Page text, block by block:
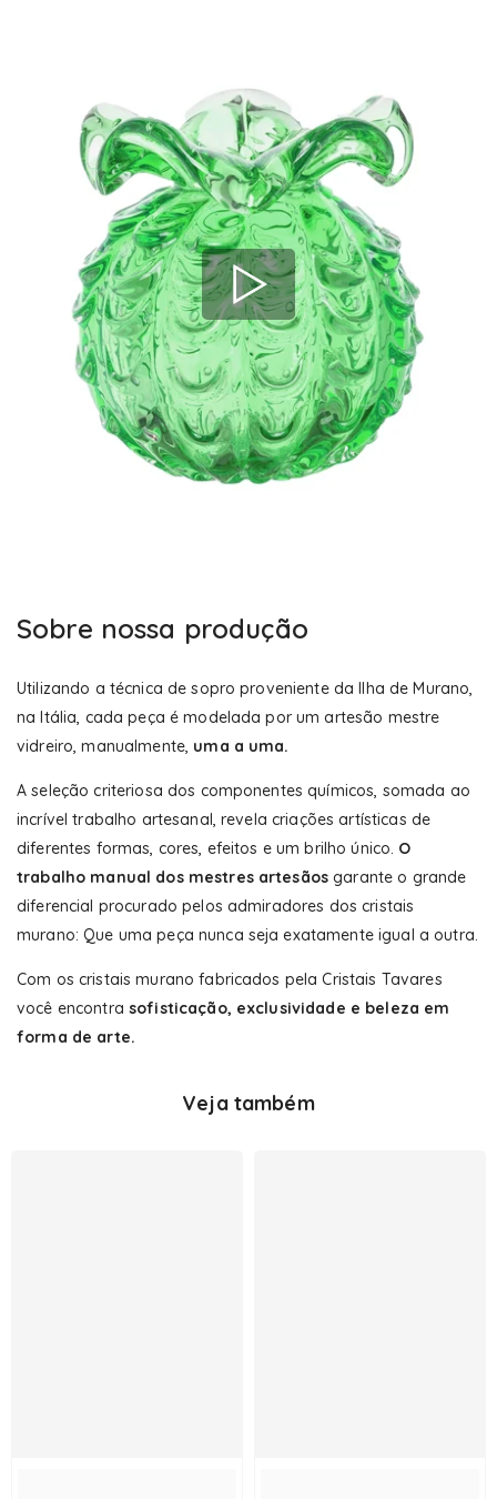
Sobre nossa produção
Utilizando a técnica de sopro proveniente da Ilha de Murano,
na Itália, cada peça é modelada por um artesão mestre
vidreiro, manualmente, uma a uma.
A seleção criteriosa dos componentes químicos, somada ao
incrível trabalho artesanal, revela criações artísticas de
diferentes formas, cores, efeitos e um brilho único. O
trabalho manual dos mestres artesãos garante o grande
diferencial procurado pelos admiradores dos cristais
murano: Que uma peça nunca seja exatamente igual a outra.
Com os cristais murano fabricados pela Cristais Tavares
você encontra sofisticação, exclusividade e beleza em
forma de arte.
Veja também